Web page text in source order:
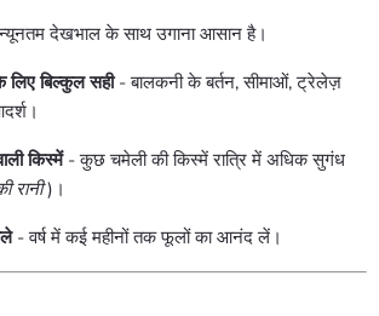
देखभाल के साथ उगाना आसान है।
लिए बिल्कुल सही- बालकनी के बर्तन, सीमाओं, ट्रेलेज़
किस्में- कुछ चमेली की किस्में रात्रि में अधिक सुगंध
रानी)।
- वर्ष में कई महीनों तक फूलों का आनंद लें।